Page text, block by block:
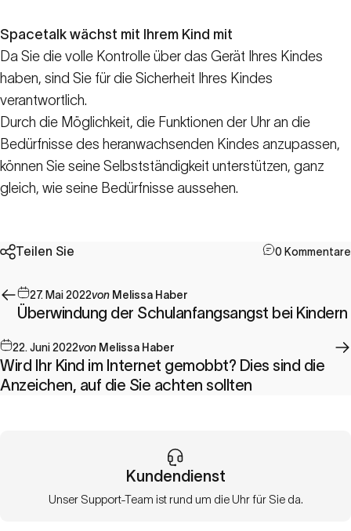
Spacetalk wächst mit Ihrem Kind mit
Da Sie die volle Kontrolle über das Gerät Ihres Kindes
haben, sind Sie für die Sicherheit Ihres Kindes
verantwortlich.
Durch die Möglichkeit, die Funktionen der Uhr an die
Bedürfnisse des heranwachsenden Kindes anzupassen,
können Sie seine Selbstständigkeit unterstützen, ganz
gleich, wie seine Bedürfnisse aussehen.
Teilen Sie 0 Kommentare
27. Mai 2022von Melissa Haber
Überwindung der Schulanfangsangst bei Kindern
22. Juni 2022von Melissa Haber
Wird Ihr Kind im Internet gemobbt? Dies sind die
Anzeichen, auf die Sie achten sollten
Kundendienst
Unser Support-Team ist rund um die Uhr für Sie da.